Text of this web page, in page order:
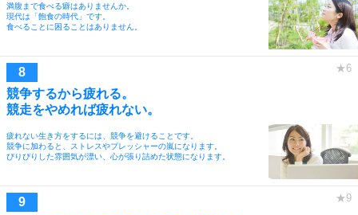
満腹まで食べる癖はありませんか。
現代は「飽食の時代」です。
食べることに困ることはありません。
競争するから疲れる。
競走をやめれば疲れない。
疲れない生き方をするには、競争を避けることです。
競争に加わると、ストレスやプレッシャーの嵐になります。
ぴりぴりした雰囲気が漂い、心が張り詰めた状態になります。